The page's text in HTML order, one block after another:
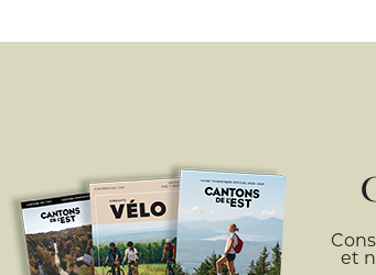
et